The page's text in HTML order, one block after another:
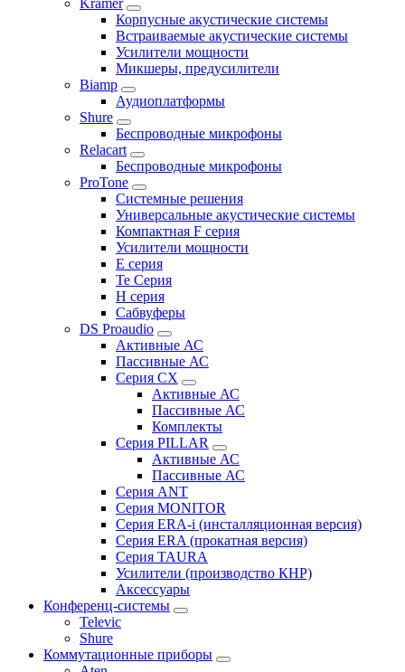
Kramer
Корпусные акустические системы
Встраиваемые акустические системы
Усилители мощности
Микшеры, предусилители
Biamp
Аудиоплатформы
Shure
Беспроводные микрофоны
Relacart
Беспроводные микрофоны
ProTone
Системные решения
Универсальные акустические системы
Компактная F серия
Усилители мощности
E серия
Te Серия
H серия
Сабвуферы
DS Proaudio
Активные АС
Пассивные АС
Серия CX
Активные АС
Пассивные АС
Комплекты
Серия PILLAR
Активные АС
Пассивные АС
Серия ANT
Серия MONITOR
Серия ERA-i (инсталляционная версия)
Серия ERA (прокатная версия)
Серия TAURA
Усилители (производство КНР)
Аксессуары
Конференц-системы
Televic
Shure
Коммутационные приборы